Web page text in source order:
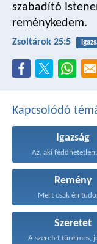
szabadító
reménykedem.
Zsoltárok 25:5
Kapcsolódó
Igazság
Az, aki
Remény
Mert csak én
Szeretet